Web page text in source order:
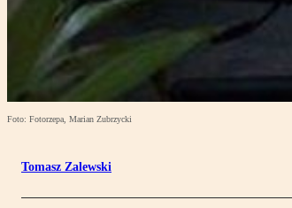
Foto: Fotorzepa, Marian Zubrzycki
Tomasz Zalewski